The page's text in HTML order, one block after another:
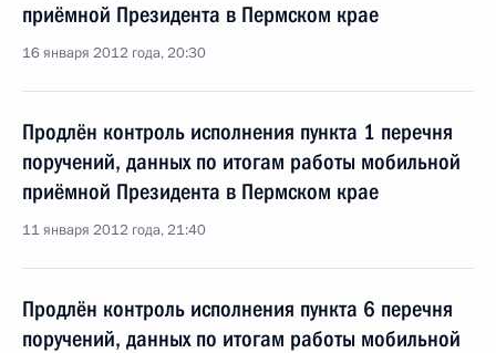
приёмной Президента в Пермском крае
16 января 2012 года, 20:30
Продлён контроль исполнения пункта 1 перечня
поручений, данных по итогам работы мобильной
приёмной Президента в Пермском крае
11 января 2012 года, 21:40
Продлён контроль исполнения пункта 6 перечня
поручений, данных по итогам работы мобильной